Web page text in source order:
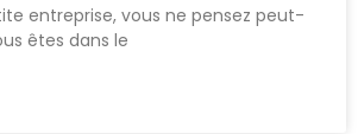
entreprise, vous ne pensez peut-
êtes dans le